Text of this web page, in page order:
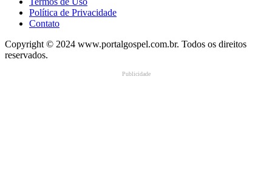
Política de Privacidade
Contato
Copyright © 2024 www.portalgospel.com.br. Todos os direitos
reservados.
Publicidade